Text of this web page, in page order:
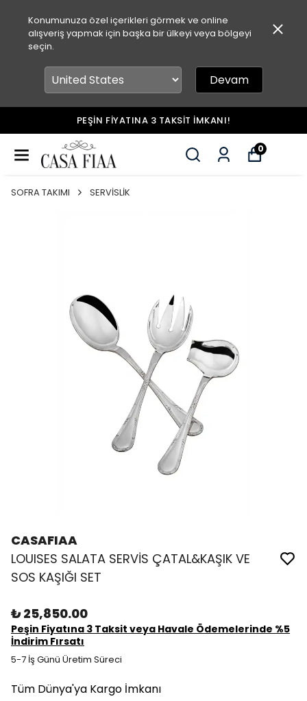
Konumunuza özel içerikleri görmek ve online
alışveriş yapmak için başka bir ülkeyi veya bölgeyi
seçin.
Devam
HAVALE&EFT İLE ÖDEMELERDE %5 İNDİRİM!
0
SOFRA TAKIMI SERVİSLİK
CASAFIAA
LOUISES SALATA SERVİS ÇATAL&KAŞIK VE
SOS KAŞIĞI SET
₺ 25,850.00
Peşin Fiyatına 3 Taksit veya Havale Ödemelerinde %5
İndirim Fırsatı
5-7 İş Günü Üretim Süreci
Tüm Dünya'ya Kargo İmkanı